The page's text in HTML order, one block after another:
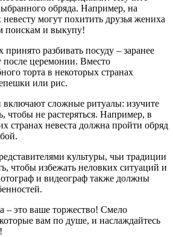
обряда. Например, на
могут похитить друзья жениха
поискам и выкупу!
принято разбивать посуду – заранее
после церемонии. Вместо
торта в некоторых странах
или рис.
сложные ритуалы: изучите
чтобы не растеряться. Например, в
странах невеста должна пройти обряд
культуры, чьи традиции
чтобы избежать неловких ситуаций и
и видеограф также должны
– это ваше торжество! Смело
вам по душе, и наслаждайтесь